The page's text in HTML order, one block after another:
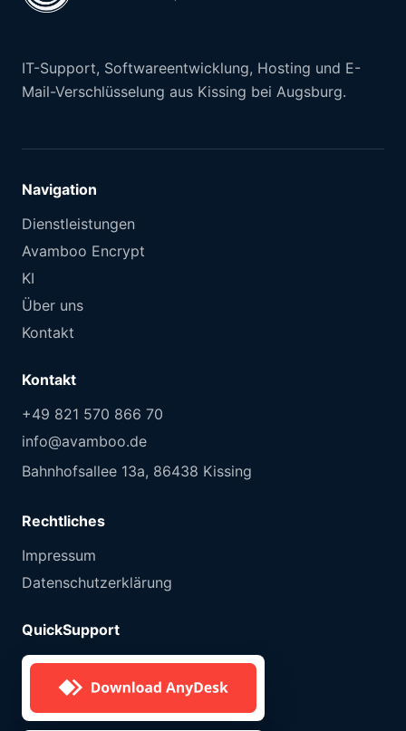
IT-Support, Softwareentwicklung, Hosting und E-
Mail-Verschlüsselung aus Kissing bei Augsburg.
Navigation
Dienstleistungen
Avamboo Encrypt
KI
Über uns
Kontakt
Kontakt
+49 821 570 866 70
info@avamboo.de
Bahnhofsallee 13a, 86438 Kissing
Rechtliches
Impressum
Datenschutzerklärung
QuickSupport